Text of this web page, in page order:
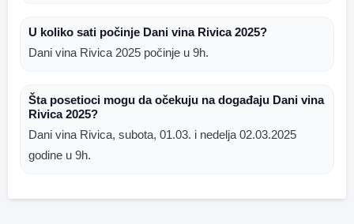
U koliko sati počinje Dani vina Rivica 2025?
Dani vina Rivica 2025 počinje u 9h.
Šta posetioci mogu da očekuju na događaju Dani vina
Rivica 2025?
Dani vina Rivica, subota, 01.03. i nedelja 02.03.2025
godine u 9h.